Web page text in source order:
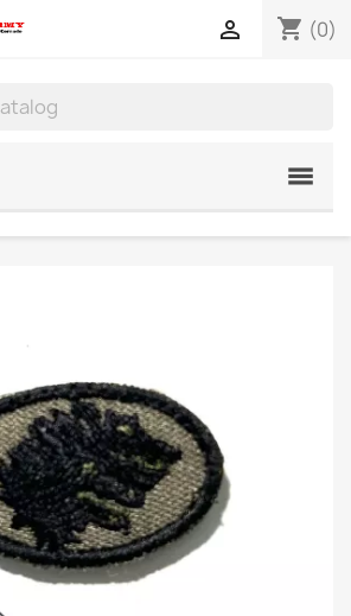
shopping_cart (0)
